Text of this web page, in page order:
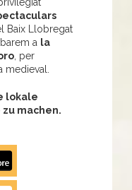
Baix Llobregat
a la
, per
medieval.
lokale
machen.